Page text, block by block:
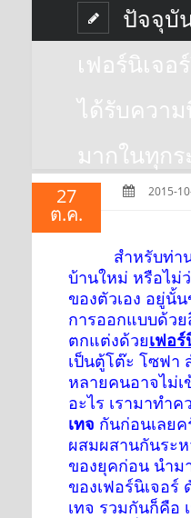
ปัจจุบั
เฟอร์นิเจอ
ได้รับควา
มากในทุกร
27
ต.ค.
2015-
สำหรับท่า
บ้านใหม่ หรือไม่
ของตัวเอง อยู่นั้
การออกแบบด้วย
ตกแต่งด้วยเฟอร์
เป็นตู้โต๊ะ โซฟา
หลายคนอาจไม่เ
อะไร เรามาทำค
เทจ กันก่อนเลยค
ผสมผสานกันระ
ของยุคก่อน นำม
ของเฟอร์นิเจอร์
เทจ รวมกันก็คือ